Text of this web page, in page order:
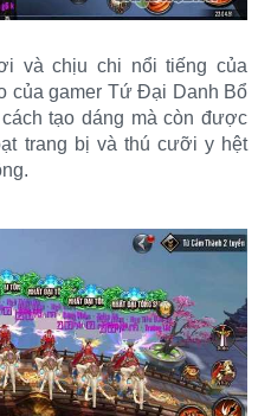
và chịu chi nổi tiếng của
của gamer Tứ Đại Danh Bổ
tạo dáng mà còn được
trang bị và thú cưỡi y hệt